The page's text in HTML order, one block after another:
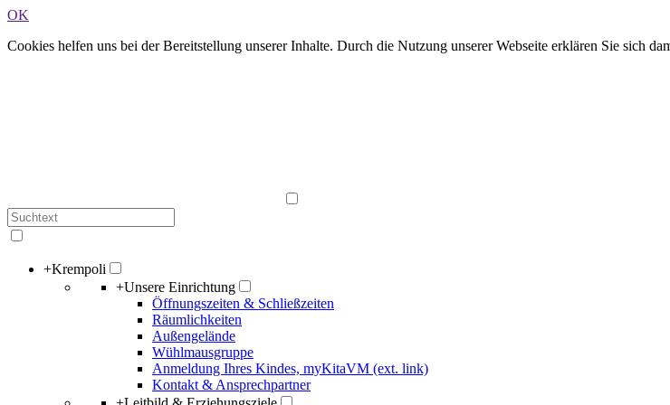
OK
Cookies helfen uns bei der Bereitstellung unserer Inhalte. Durch die Nutzung unserer Webseite erklären Sie sich
+Krempoli
+Unsere Einrichtung
Öffnungszeiten & Schließzeiten
Räumlichkeiten
Außengelände
Wühlmausgruppe
Anmeldung Ihres Kindes, myKitaVM (ext. link)
Kontakt & Ansprechpartner